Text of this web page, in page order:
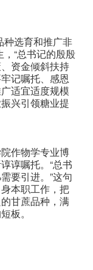
种选育和推广非
“总书记的殷殷
资金倾斜扶持
记嘱托、感恩
适宜适度规模
兴引领糖业提
作物学专业博
谆嘱托。“总书
要引进。”这句
本职工作，把
甘蔗品种，满
板。